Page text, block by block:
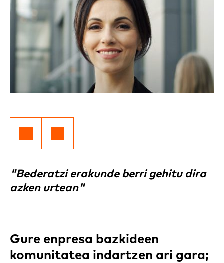
"Bederatzi erakunde berri gehitu dira
azken urtean"
Gure enpresa bazkideen
komunitatea indartzen ari gara;